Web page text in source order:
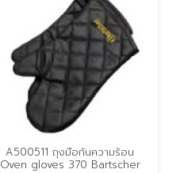
A500511 ถุงมือกันความร้อน
Oven gloves 370 Bartscher